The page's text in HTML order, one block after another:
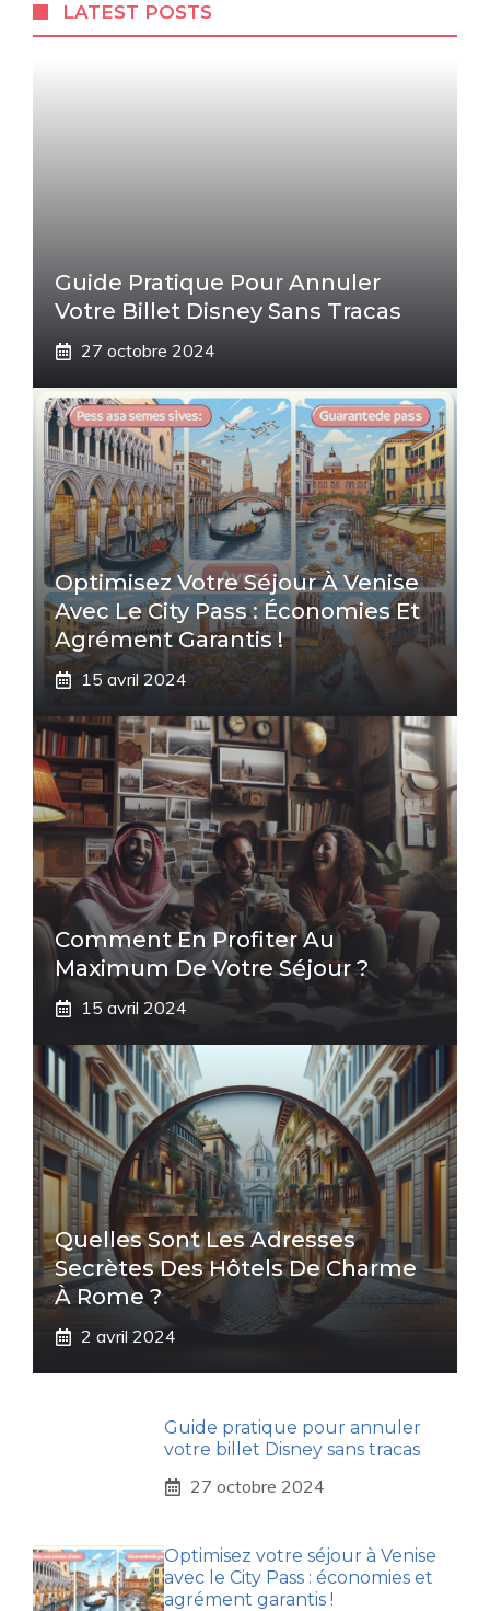
LATEST POSTS
Guide Pratique Pour Annuler
Votre Billet Disney Sans Tracas
27 octobre 2024
Optimisez Votre Séjour À Venise
Avec Le City Pass : Économies Et
Agrément Garantis !
15 avril 2024
Comment En Profiter Au
Maximum De Votre Séjour ?
15 avril 2024
Quelles Sont Les Adresses
Secrètes Des Hôtels De Charme
À Rome ?
2 avril 2024
Guide pratique pour annuler
votre billet Disney sans tracas
27 octobre 2024
Optimisez votre séjour à Venise
avec le City Pass : économies et
agrément garantis !